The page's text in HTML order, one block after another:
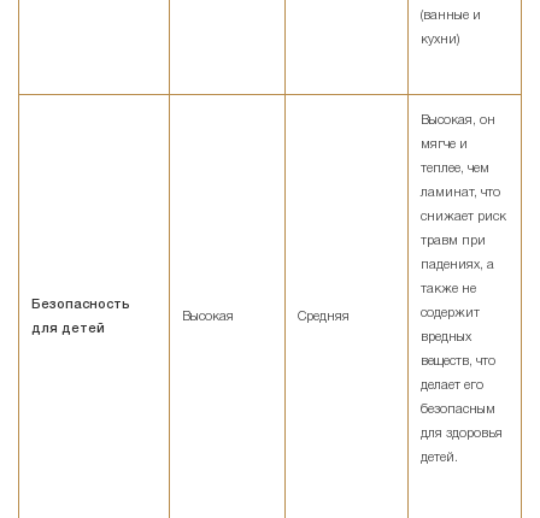
(ванные и
кухни)
Безопасность
для детей
Высокая Средняя
Высокая, он
мягче и
теплее, чем
ламинат, что
снижает риск
травм при
падениях, а
также не
содержит
вредных
веществ, что
делает его
безопасным
для здоровья
детей.